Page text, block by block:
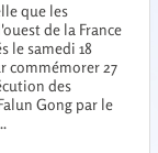
que les
de la France
le samedi 18
commémorer 27
des
Gong par le